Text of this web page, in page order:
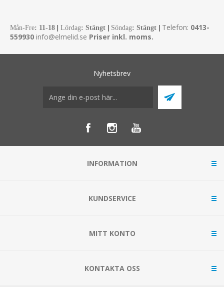
Mån-Fre: 11-18 | Lördag: Stängt | Söndag: Stängt | Telefon: 0413-
559930 info@elmelid.se Priser inkl. moms.
Nyhetsbrev
INFORMATION
KUNDSERVICE
MITT KONTO
KONTAKTA OSS